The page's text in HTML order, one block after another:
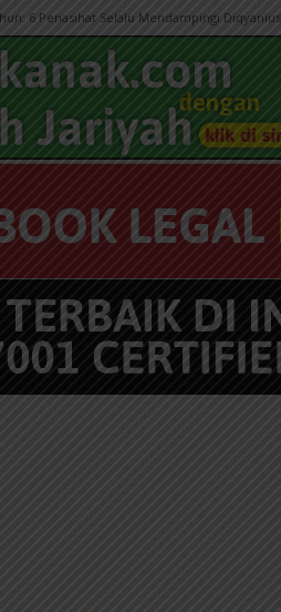
6 Penasihat Selalu Mendampingi Diqyanius